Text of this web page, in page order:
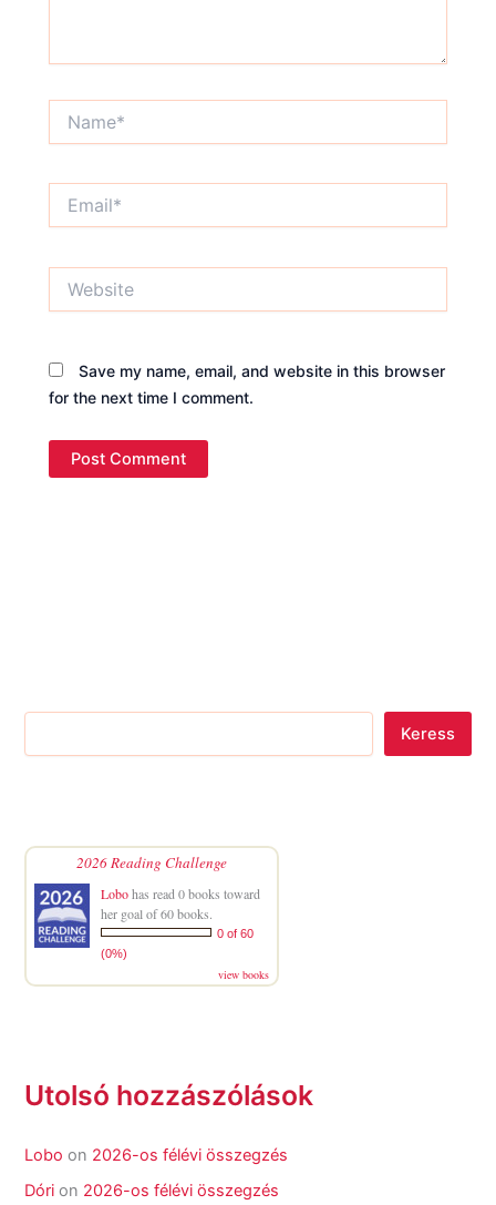
Save my name, email, and website in this browser
for the next time I comment.
Keress
2026 Reading Challenge
Lobohas read 0 books toward
her goal of 60 books.
0 of 60
(0%)
view books
Utolsó hozzászólások
Lobo on 2026-os félévi összegzés
Dóri on 2026-os félévi összegzés